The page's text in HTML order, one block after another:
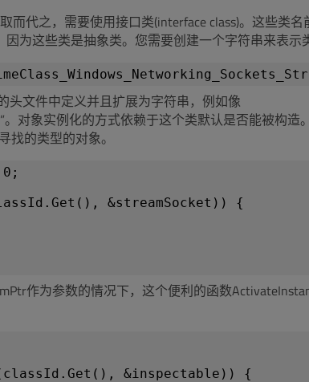
而代之，需要使用接口类(interface class)。这些类名
因为这些类是抽象类。您需要创建一个字符串来表示
头文件中定义并且扩展为字符串，例如像
。对象实例化的方式依赖于这个类默认是否能被构造
找的类型的对象。
&streamSocket)) {
作为参数的情况下，这个便利的函数
&inspectable)) {